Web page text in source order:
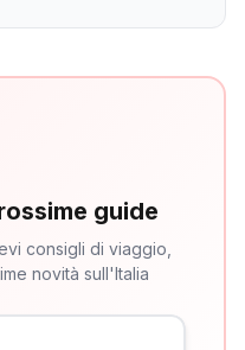
guide
consigli di viaggio,
novità sull'Italia